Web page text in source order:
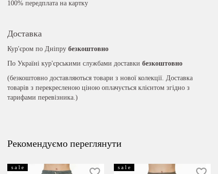
100% передплата на картку
Доставка
Кур'єром по Дніпру безкоштовно
По Україні кур'єрськими службами доставки безкоштовно
(безкоштовно доставляються товари з нової колекції. Доставка
товарів з перекресленою ціною оплачується клієнтом згідно з
тарифами перевізника.)
Рекомендуємо переглянути
s a l e s a l e